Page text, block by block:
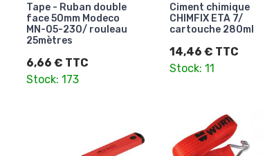
Tape - Ruban double
face 50mm Modeco
MN-05-230/ rouleau
25mètres
6,66 € TTC
Stock: 173
Ciment chimique
CHIMFIX ETA 7/
cartouche 280ml
14,46 € TTC
Stock: 11